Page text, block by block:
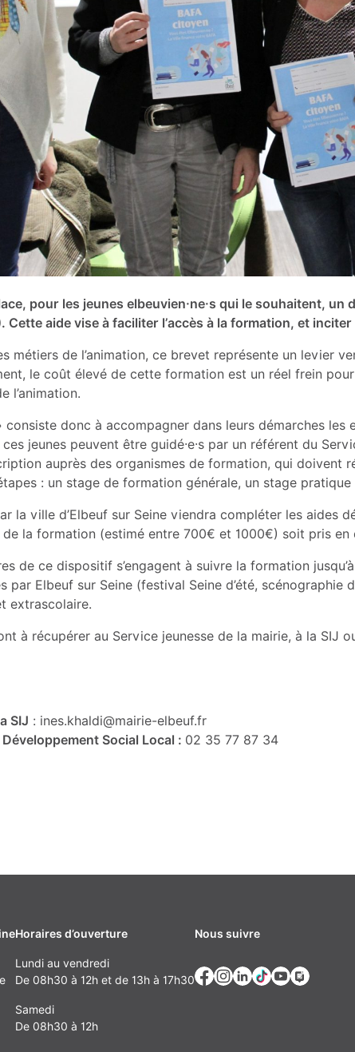
pour les jeunes elbeuvien·ne·s qui le souhaitent,
Cette aide vise à faciliter l’accès à la formation, et
métiers de l’animation, ce brevet représente un levier
le coût élevé de cette formation est un réel frein
l’animation.
donc à accompagner dans leurs démarches les
jeunes peuvent être guidé·e·s par un référent du
auprès des organismes de formation, qui doivent
: un stage de formation générale, un stage
la ville d’Elbeuf sur Seine viendra compléter les aides
de la formation (estimé entre 700€ et 1000€) soit pris
de ce dispositif s’engagent à suivre la formation
par Elbeuf sur Seine (festival Seine d’été,
extrascolaire.
à récupérer au Service jeunesse de la mairie, à la SIJ
SIJ : ines.khaldi@mairie-elbeuf.fr
Social Local : 02 35 77 87 34
Horaires d’ouverture
Lundi au vendredi
De 08h30 à 12h et de 13h à 17h30
Samedi
De 08h30 à 12h
Nous suivre